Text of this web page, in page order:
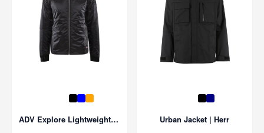
ADV Explore Lightweight Jacket | Herr Urban Jacket | Herr